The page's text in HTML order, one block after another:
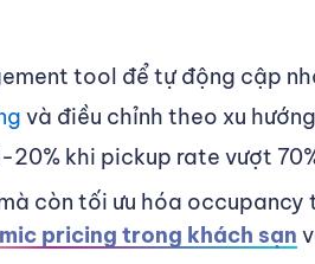
tool để tự động cập
và điều chỉnh theo xu
khi pickup rate vượt
còn tối ưu hóa
pricing trong khách sạn